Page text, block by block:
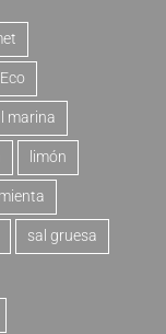
Eco
marina
limón
sal gruesa